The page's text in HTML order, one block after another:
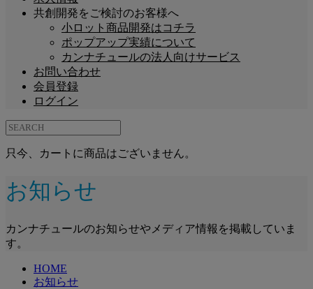
共創開発をご検討のお客様へ
小ロット商品開発はコチラ
ポップアップ実績について
カンナチュールの法人向けサービス
お問い合わせ
会員登録
ログイン
只今、カートに商品はございません。
お知らせ
カンナチュールのお知らせやメディア情報を掲載していま
す。
HOME
お知らせ